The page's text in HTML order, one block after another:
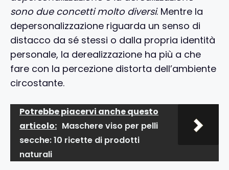
sono due concetti molto diversi. Mentre la
depersonalizzazione riguarda un senso di
distacco da sé stessi o dalla propria identità
personale, la derealizzazione ha più a che
fare con la percezione distorta dell’ambiente
circostante.
Potrebbe piacervi anche questo
articolo: Maschere viso per pelli
secche: 10 ricette di prodotti
naturali